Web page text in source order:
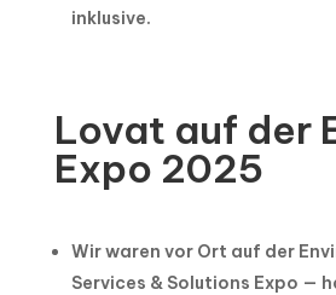
inklusive.
Lovat auf der
Expo 2025
Wir waren vor Ort auf der
Services & Solutions Expo —